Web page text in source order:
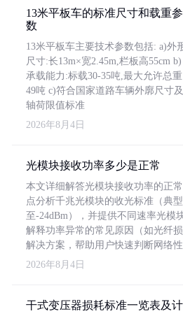
13米平板车的标准尺寸和载重参
数
13米平板车主要技术参数包括: a)外
尺寸:长13m×宽2.45m,栏板高55cm b)
承载能力:标载30-35吨,最大允许总重
49吨 c)符合国家道路车辆外廓尺寸及
轴荷限值标准
2026年8月4日
光模块接收功率多少是正常
本文详细解答光模块接收功率的正
点分析千兆光模块的收光标准（典
至-24dBm），并提供不同速率光模
解释功率异常的常见原因（如光纤
解决方案，帮助用户快速判断网络性
2026年8月4日
干式变压器损耗标准一览表及